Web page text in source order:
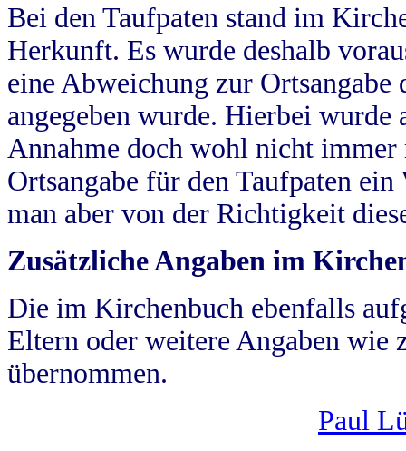
Bei den Taufpaten stand im
Herkunft. Es wurde deshalb
eine Abweichung zur
angegeben wurde. Hierbei wurde
Annahme doch wohl nicht
Ortsangabe für den Taufpaten
man aber von der Richtigkeit
Zusätzliche Angaben im
Die im Kirchenbuch ebenfalls
Eltern oder weitere Angaben wie
übernommen.
Paul